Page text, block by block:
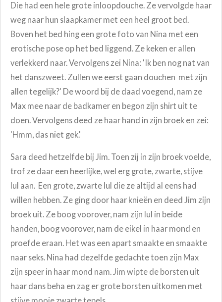
Die had een hele grote inloopdouche. Ze vervolgde haar
weg naar hun slaapkamer met een heel groot bed.
Boven het bed hing een grote foto van Nina met een
erotische pose op het bed liggend. Ze keken er allen
verlekkerd naar. Vervolgens zei Nina: 'Ik ben nog nat van
het danszweet. Zullen we eerst gaan douchen met zijn
allen tegelijk?' De woord bij de daad voegend, nam ze
Max mee naar de badkamer en begon zijn shirt uit te
doen. Vervolgens deed ze haar hand in zijn broek en zei:
'Hmm, das niet gek.'
Sara deed hetzelfde bij Jim. Toen zij in zijn broek voelde,
trof ze daar een heerlijke, wel erg grote, zwarte, stijve
lul aan. Een grote, zwarte lul die ze altijd al eens had
willen hebben. Ze ging door haar knieën en deed Jim zijn
broek uit. Ze boog voorover, nam zijn lul in beide
handen, boog voorover, nam de eikel in haar mond en
proefde eraan. Het was een apart smaakte en smaakte
naar seks. Nina had dezelfde gedachte toen zijn Max
zijn speer in haar mond nam. Jim wipte de borsten uit
haar dans beha en zag er grote borsten uitkomen met